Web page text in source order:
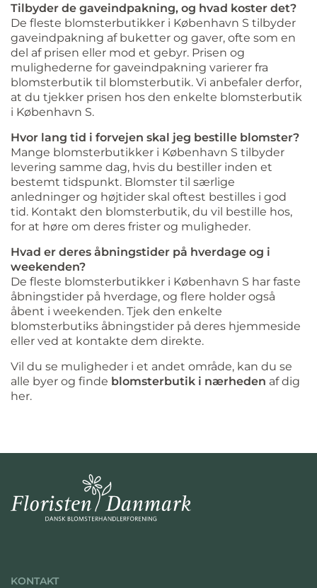
Tilbyder de gaveindpakning, og hvad koster det?
De fleste blomsterbutikker i København S tilbyder
gaveindpakning af buketter og gaver, ofte som en
del af prisen eller mod et gebyr. Prisen og
mulighederne for gaveindpakning varierer fra
blomsterbutik til blomsterbutik. Vi anbefaler derfor,
at du tjekker prisen hos den enkelte blomsterbutik
i København S.
Hvor lang tid i forvejen skal jeg bestille blomster?
Mange blomsterbutikker i København S tilbyder
levering samme dag, hvis du bestiller inden et
bestemt tidspunkt. Blomster til særlige
anledninger og højtider skal oftest bestilles i god
tid. Kontakt den blomsterbutik, du vil bestille hos,
for at høre om deres frister og muligheder.
Hvad er deres åbningstider på hverdage og i
weekenden?
De fleste blomsterbutikker i København S har faste
åbningstider på hverdage, og flere holder også
åbent i weekenden. Tjek den enkelte
blomsterbutiks åbningstider på deres hjemmeside
eller ved at kontakte dem direkte.
Vil du se muligheder i et andet område, kan du se
alle byer og finde blomsterbutik i nærheden af dig
her.
KONTAKT